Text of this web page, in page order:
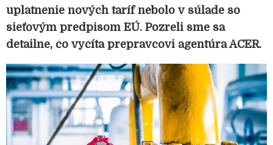
uplatnenie nových taríf nebolo v súlade so
sieťovým predpisom EÚ. Pozreli sme sa
detailne, čo vyčíta prepravcovi agentúra ACER.